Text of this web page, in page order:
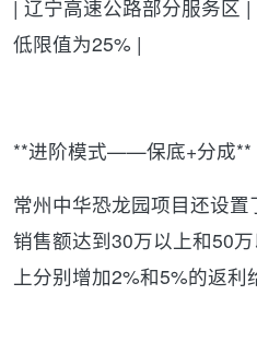
| 辽宁高速公路部分服务区
低限值为25% |
**进阶模式——保底+分成**
常州中华恐龙园项目还设
销售额达到30万以上和50
上分别增加2%和5%的返利